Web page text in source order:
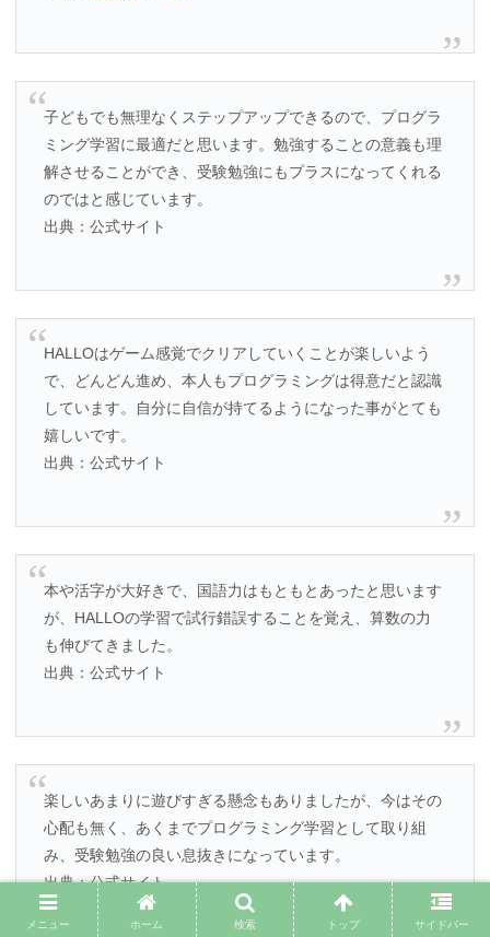
子どもでも無理なくステップアップできるので、プログラ
ミング学習に最適だと思います。勉強することの意義も理
解させることができ、受験勉強にもプラスになってくれる
のではと感じています。
出典：公式サイト
HALLOはゲーム感覚でクリアしていくことが楽しいよう
で、どんどん進め、本人もプログラミングは得意だと認識
しています。自分に自信が持てるようになった事がとても
嬉しいです。
出典：公式サイト
本や活字が大好きで、国語力はもともとあったと思います
が、HALLOの学習で試行錯誤することを覚え、算数の力
も伸びてきました。
出典：公式サイト
楽しいあまりに遊びすぎる懸念もありましたが、今はその
心配も無く、あくまでプログラミング学習として取り組
み、受験勉強の良い息抜きになっています。
出典：公式サイト
メニュー ホーム 検索 トップ サイドバー